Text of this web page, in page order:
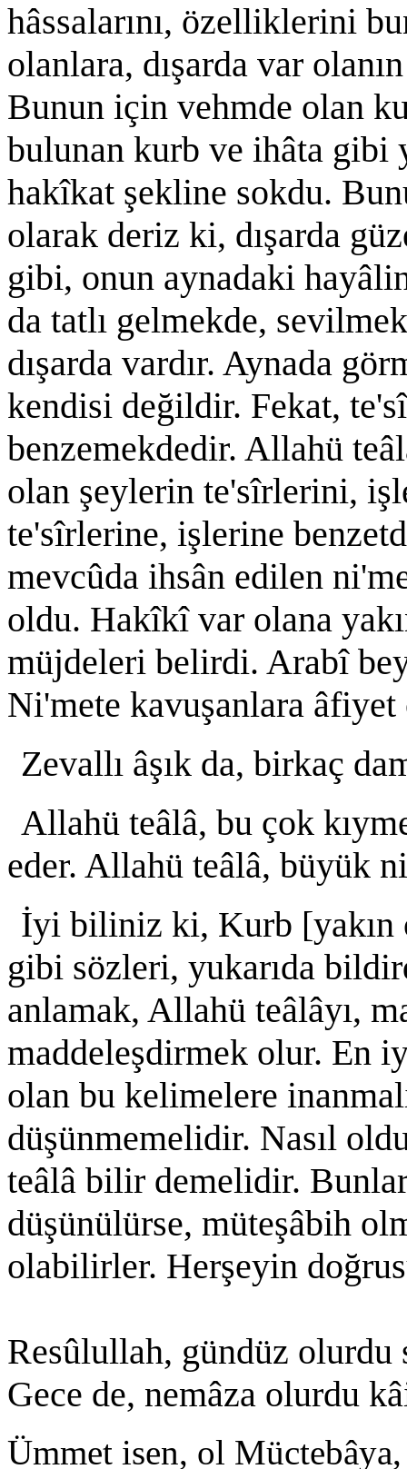
hâssalarını, özelliklerini
olanlara, dışarda var
Bunun için vehmde olan
bulunan kurb ve ihâta gibi
hakîkat şekline sokdu.
olarak deriz ki, dışarda
gibi, onun aynadaki
da tatlı gelmekde,
dışarda vardır. Aynada
kendisi değildir. Fekat,
benzemekdedir. Allahü
olan şeylerin te'sîrlerini,
te'sîrlerine, işlerine
mevcûda ihsân edilen
oldu. Hakîkî var olana
müjdeleri belirdi. Arabî
Ni'mete kavuşanlara âfiyet
Zevallı âşık da, birkaç
Allahü teâlâ, bu çok
eder. Allahü teâlâ, büyük
İyi biliniz ki, Kurb [yakın
gibi sözleri, yukarıda
anlamak, Allahü teâlâyı,
maddeleşdirmek olur. En
olan bu kelimelere
düşünmemelidir. Nasıl
teâlâ bilir demelidir.
düşünülürse, müteşâbih
olabilirler. Herşeyin
Resûlullah, gündüz olurdu
Gece de, nemâza olurdu
Ümmet isen, ol Müctebâya,